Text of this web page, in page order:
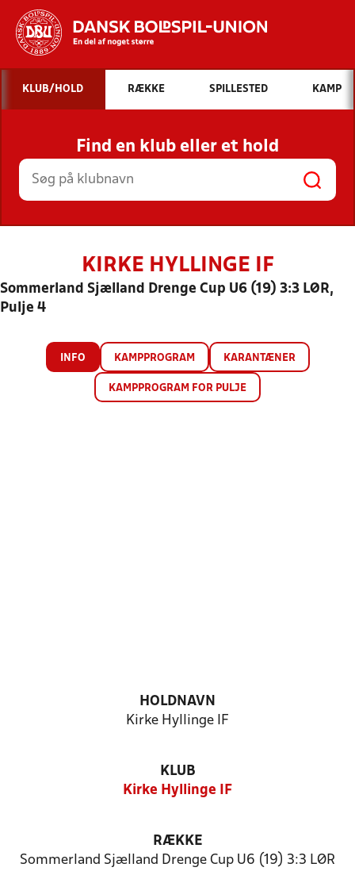
Hvad vil du søge efter?
INDHOLD OG NYHEDER
STILLINGER, RESULTATER, KLUBBER OG
HOLD
KLUB/HOLD RÆKKE SPILLESTED KAMP
Find en klub eller et hold
KIRKE HYLLINGE IF
Sommerland Sjælland Drenge Cup U6 (19) 3:3 LØR,
Pulje 4
INFO KAMPPROGRAM KARANTÆNER
KAMPPROGRAM FOR PULJE
HOLDNAVN
Kirke Hyllinge IF
KLUB
Kirke Hyllinge IF
RÆKKE
Sommerland Sjælland Drenge Cup U6 (19) 3:3 LØR